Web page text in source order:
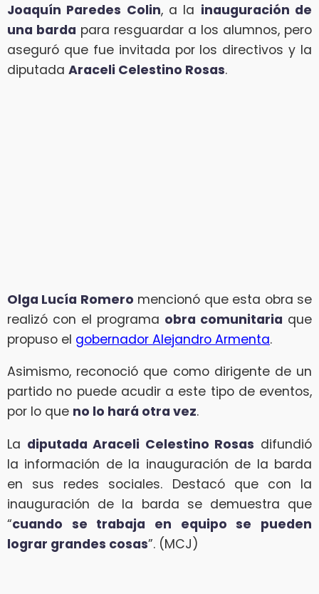
Joaquín Paredes Colin, a la inauguración de
una barda para resguardar a los alumnos, pero
aseguró que fue invitada por los directivos y la
diputada Araceli Celestino Rosas.
Olga Lucía Romero mencionó que esta obra se
realizó con el programa obra comunitaria que
propuso el gobernador Alejandro Armenta.
Asimismo, reconoció que como dirigente de un
partido no puede acudir a este tipo de eventos,
por lo que no lo hará otra vez.
La diputada Araceli Celestino Rosas difundió
la información de la inauguración de la barda
en sus redes sociales. Destacó que con la
inauguración de la barda se demuestra que
“cuando se trabaja en equipo se pueden
lograr grandes cosas”. (MCJ)